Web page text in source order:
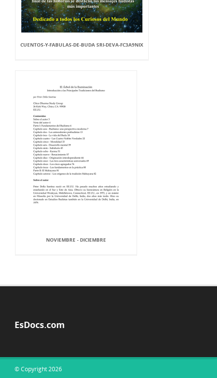
CUENTOS-Y-FABULAS-DE-BUDA SRI-DEVA-FC3A9NIX
NOVIEMBRE ‐ DICIEMBRE
EsDocs.com
© Copyright 2026